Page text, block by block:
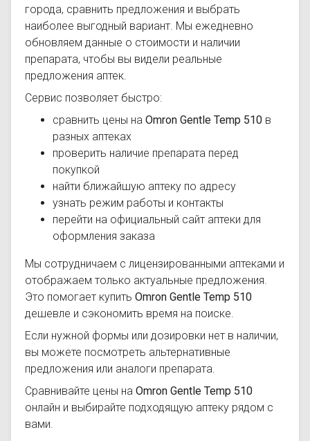
города, сравнить предложения и выбрать
наиболее выгодный вариант. Мы ежедневно
обновляем данные о стоимости и наличии
препарата, чтобы вы видели реальные
предложения аптек.
Сервис позволяет быстро:
сравнить цены на Omron Gentle Temp 510 в
разных аптеках
проверить наличие препарата перед
покупкой
найти ближайшую аптеку по адресу
узнать режим работы и контакты
перейти на официальный сайт аптеки для
оформления заказа
Мы сотрудничаем с лицензированными аптеками и
отображаем только актуальные предложения.
Это помогает купить Omron Gentle Temp 510
дешевле и сэкономить время на поиске.
Если нужной формы или дозировки нет в наличии,
вы можете посмотреть альтернативные
предложения или аналоги препарата.
Сравнивайте цены на Omron Gentle Temp 510
онлайн и выбирайте подходящую аптеку рядом с
вами.